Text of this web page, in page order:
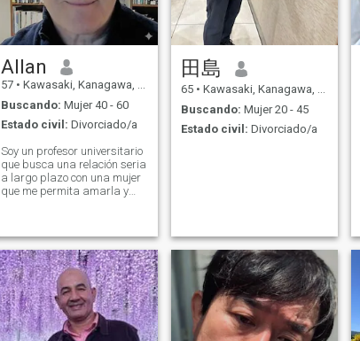
Allan
57 • Kawasaki, Kanagawa, Japón
Buscando: Mujer 40 - 60
Estado civil: Divorciado/a
Soy un profesor universitario
que busca una relación seria
a largo plazo con una mujer
que me permita amarla y
田島
65 • Kawasaki, Kanagawa, Japón
Buscando: Mujer 20 - 45
Estado civil: Divorciado/a